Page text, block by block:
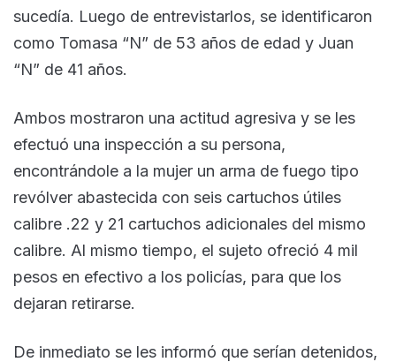
sucedía. Luego de entrevistarlos, se identificaron
como Tomasa “N” de 53 años de edad y Juan
“N” de 41 años.
Ambos mostraron una actitud agresiva y se les
efectuó una inspección a su persona,
encontrándole a la mujer un arma de fuego tipo
revólver abastecida con seis cartuchos útiles
calibre .22 y 21 cartuchos adicionales del mismo
calibre. Al mismo tiempo, el sujeto ofreció 4 mil
pesos en efectivo a los policías, para que los
dejaran retirarse.
De inmediato se les informó que serían detenidos,